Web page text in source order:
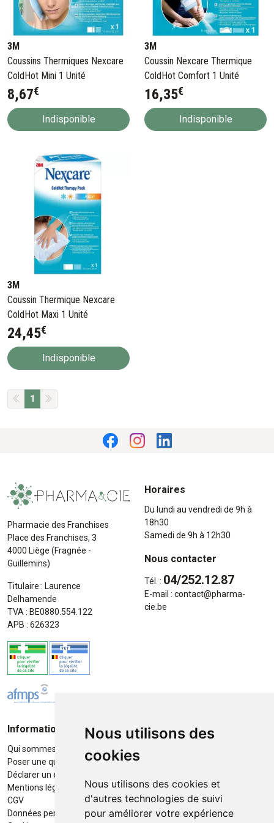
Nous utilisons des
cookies
Nous utilisons des cookies et
d'autres technologies de suivi
pour améliorer votre expérience
3M
Coussins Thermiques Nexcare
ColdHot Mini 1 Unité
8,67€
Indisponible
3M
Coussin Nexcare Thermique
ColdHot Comfort 1 Unité
16,35€
Indisponible
3M
Coussin Thermique Nexcare
ColdHot Maxi 1 Unité
24,45€
Indisponible
1
Pharmacie des Franchises
Place des Franchises, 3
4000 Liège (Fragnée -
Guillemins)
Titulaire : Laurence
Delhamende
TVA : BE0880.554.122
APB : 626323
Horaires
Du lundi au vendredi de 9h à
18h30
Samedi de 9h à 12h30
Nous contacter
Tél. : 04/252.12.87
E-mail : contact@pharma-
cie.be
Informations
Qui sommes-nous ?
Poser une question
Déclarer un effet indésirable
Mentions légales
CGV
Données personnelles
Moyens de paiement
Retrait / Livraison